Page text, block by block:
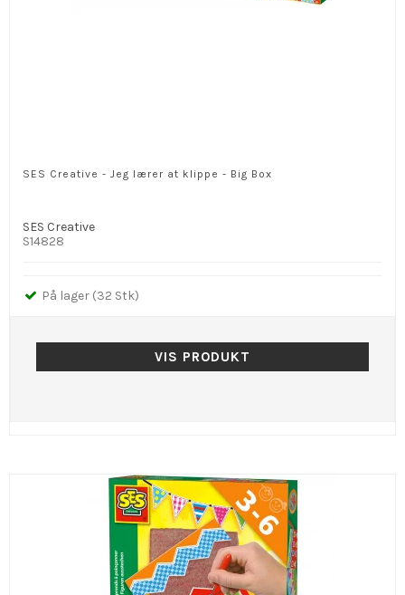
SES Creative - Jeg lærer at klippe - Big Box
SES Creative
S14828
På lager (32 Stk)
VIS PRODUKT